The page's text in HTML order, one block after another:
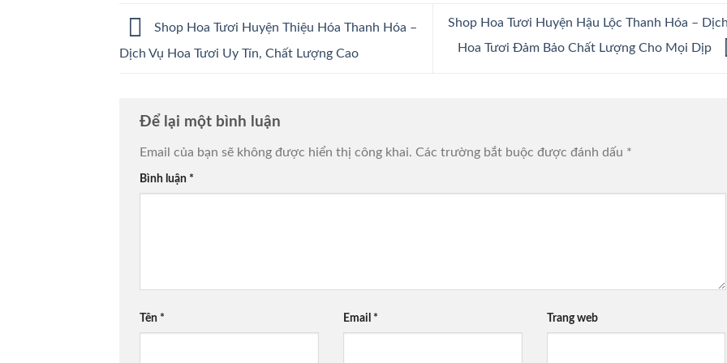
Shop Hoa Tươi Huyện Thiệu Hóa Thanh Hóa –
Dịch Vụ Hoa Tươi Uy Tín, Chất Lượng Cao
Shop Hoa Tươi Huyện Hậu Lộc Thanh Hóa –
Hoa Tươi Đảm Bảo Chất Lượng Cho Mọi Dịp
Để lại một bình luận
Email của bạn sẽ không được hiển thị công khai. Các trường bắt buộc được đánh dấu *
Bình luận *
Tên * Email * Trang web